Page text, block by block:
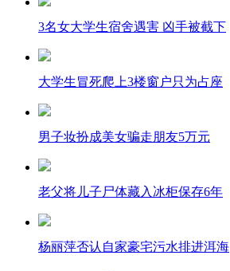
3名女大学生宿舍遇害 凶手被截下
大学生冒死爬上3楼窗户只为占座
男子妆扮成美女骗走朋友5万元
老父将儿子尸体藏入冰柜保存6年
杨丽萍否认自家豪宅污水排进洱海